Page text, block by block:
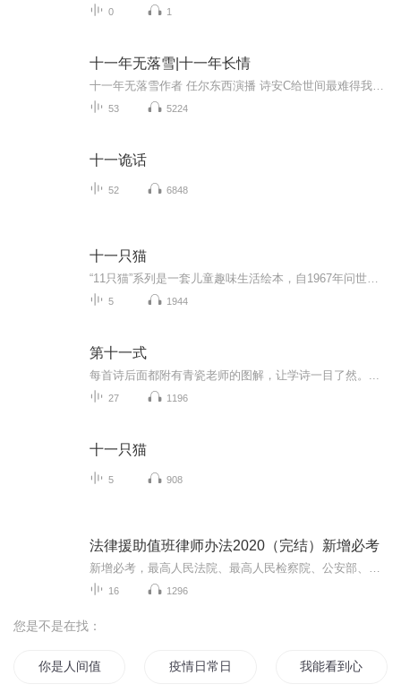
0 1
十一年无落雪|十一年长情
53 5224
十一诡话
52 6848
十一只猫
5 1944
第十一式
每首诗后面都附有青瓷老师的图解，让学诗一目了然。...
27 1196
十一只猫
5 908
法律援助值班律师办法2020（完结）新增必考
16 1296
您是不是在找：
你是人间值得 疫情日常日记 我能看到心动值